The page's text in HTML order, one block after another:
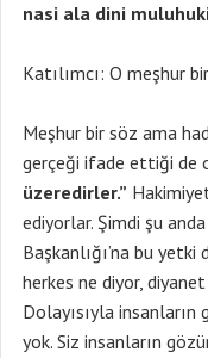
nasi ala dini
Katılımcı: O meşhur
Meşhur bir söz ama
gerçeği ifade ettiği de
üzeredirler.”
ediyorlar. Şimdi şu
Başkanlığı’na bu
herkes ne diyor,
Dolayısıyla
yok. Siz insanların